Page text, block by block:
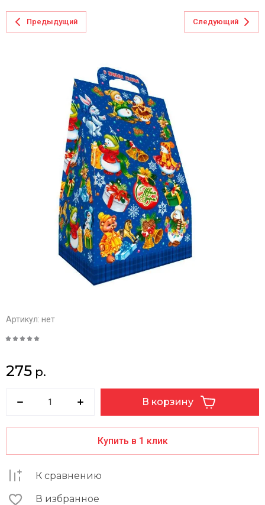
Предыдущий Следующий
Артикул: нет
275 р.
В корзину
Купить в 1 клик
К сравнению
В избранное